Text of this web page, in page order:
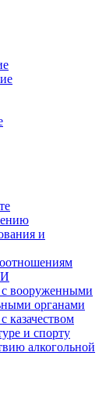
и
вооруженными
органами
казачеством
и спорту
алкогольной